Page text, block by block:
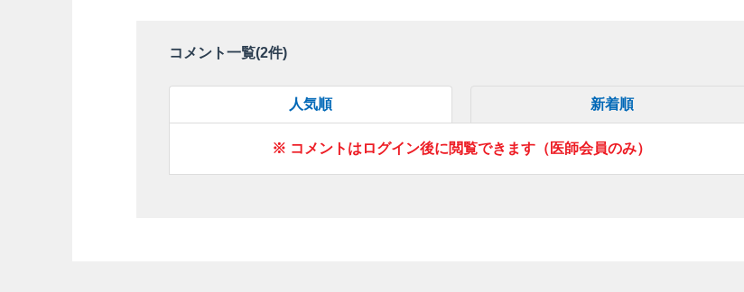
コメント一覧(2件)
人気順 新着順
※ コメントはログイン後に閲覧できます（医師会員のみ）